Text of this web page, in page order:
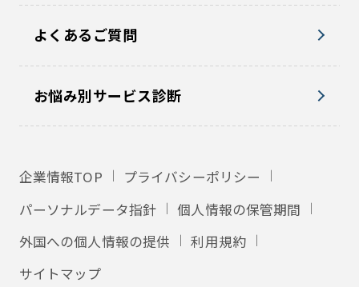
よくあるご質問
お悩み別サービス診断
企業情報TOP
プライバシーポリシー
パーソナルデータ指針
個人情報の保管期間
外国への個人情報の提供
利用規約
サイトマップ